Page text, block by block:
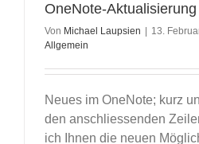
OneNote-Aktualisierung
Von Michael Laupsien 13.
Allgemein
Neues im OneNote; kurz
den anschliessenden
ich Ihnen die neuen